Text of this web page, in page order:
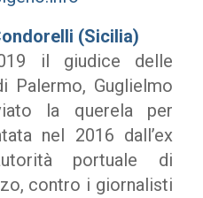
(Sicilia)
il giudice delle
Palermo, Guglielmo
la querela per
nel 2016 dall’ex
portuale di
contro i giornalisti